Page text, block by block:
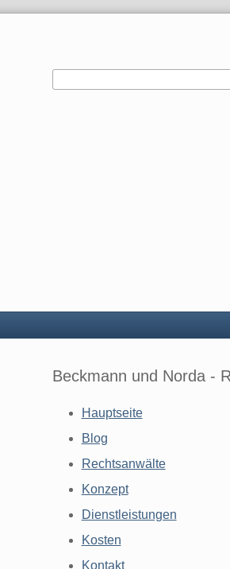
Beckmann und Norda -
Hauptseite
Blog
Rechtsanwälte
Konzept
Dienstleistungen
Kosten
Kontakt